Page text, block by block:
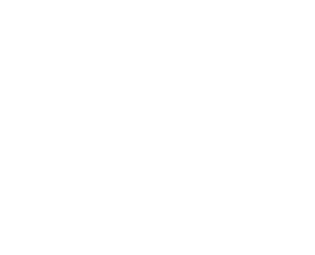
漩涡。随着毒枭之子被杀，敌对帮派磨